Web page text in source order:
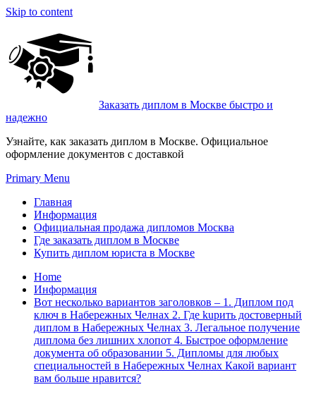
Skip to content
Заказать диплом в Москве быстро и
надежно
Узнайте, как заказать диплом в Москве. Официальное
оформление документов с доставкой
Primary Menu
Главная
Информация
Официальная продажа дипломов Москва
Где заказать диплом в Москве
Купить диплом юриста в Москве
Home
Информация
Вот несколько вариантов заголовков – 1. Диплом под
ключ в Набережных Челнах 2. Где kupить достоверный
диплом в Набережных Челнах 3. Легальное получение
диплома без лишних хлопот 4. Быстрое оформление
документа об образовании 5. Дипломы для любых
специальностей в Набережных Челнах Какой вариант
вам больше нравится?